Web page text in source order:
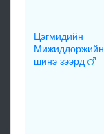
Цэгмидийн
Мижиддоржийн
шинэ зээрд